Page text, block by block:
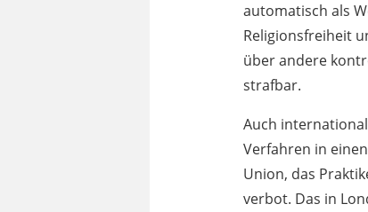
automatisch als
Religionsfreiheit
über andere
strafbar.
Auch
Verfahren in
Union, das
verbot. Das in